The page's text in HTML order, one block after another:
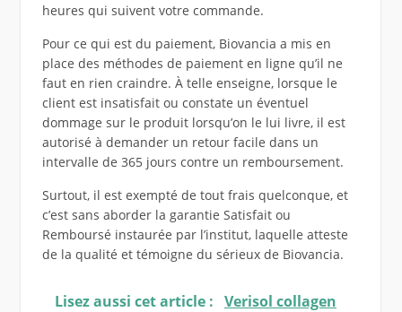
heures qui suivent votre commande.
Pour ce qui est du paiement, Biovancia a mis en
place des méthodes de paiement en ligne qu’il ne
faut en rien craindre. À telle enseigne, lorsque le
client est insatisfait ou constate un éventuel
dommage sur le produit lorsqu’on le lui livre, il est
autorisé à demander un retour facile dans un
intervalle de 365 jours contre un remboursement.
Surtout, il est exempté de tout frais quelconque, et
c’est sans aborder la garantie Satisfait ou
Remboursé instaurée par l’institut, laquelle atteste
de la qualité et témoigne du sérieux de Biovancia.
Lisez aussi cet article : Verisol collagen